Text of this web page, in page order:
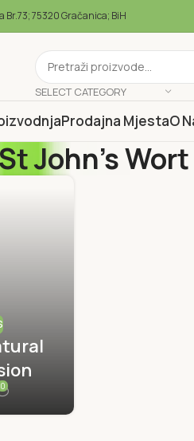
Br.73; 75320 Gračanica; BiH
SELECT CATEGORY
Prodajna MjestaO
John's Wort
0